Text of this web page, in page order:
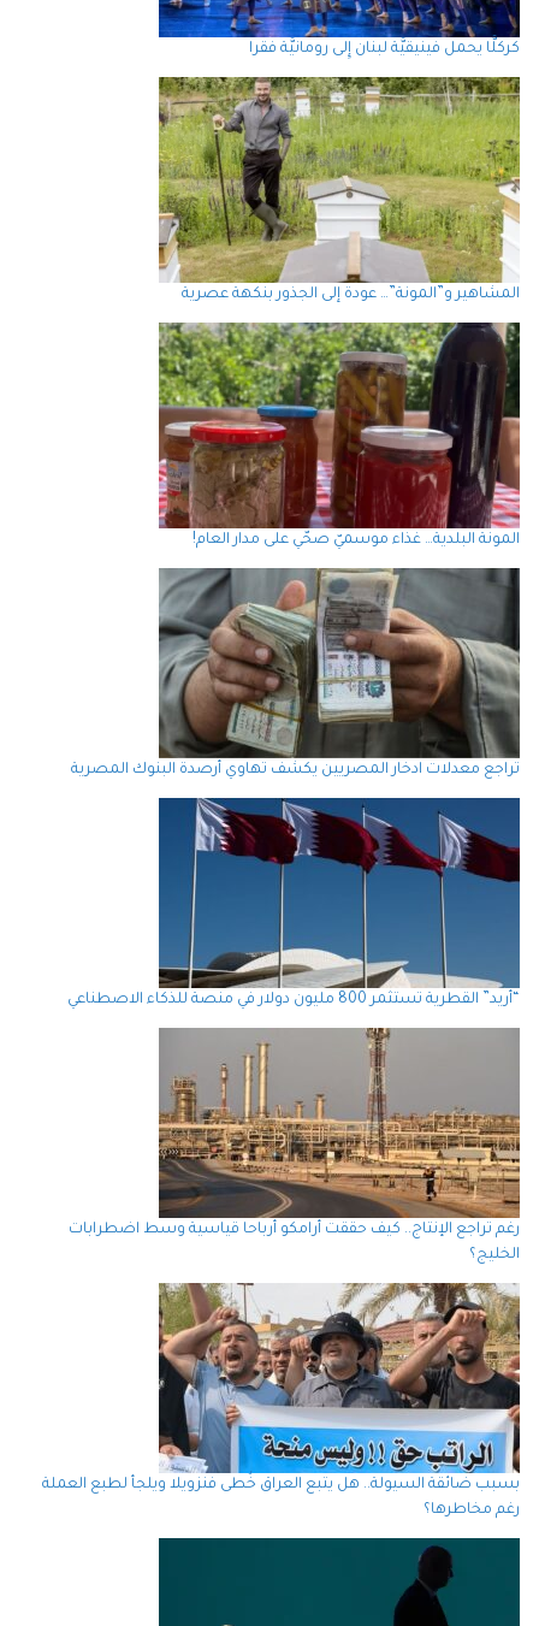
كركلَّا يحمل فينيقيَّة لبنان إِلى رومانيَّة فقرا
المشاهير و”المونة”… عودة إلى الجذور بنكهة عصرية
المونة البلدية… غذاء موسميّ صحّي على مدار العام!
تراجع معدلات ادخار المصريين يكشف تهاوي أرصدة البنوك المصرية
“أريد” القطرية تستثمر 800 مليون دولار في منصة للذكاء الاصطناعي
رغم تراجع الإنتاج.. كيف حققت أرامكو أرباحا قياسية وسط اضطرابات
الخليج؟
بسبب ضائقة السيولة.. هل يتبع العراق خُطى فنزويلا ويلجأ لطبع العملة
رغم مخاطرها؟